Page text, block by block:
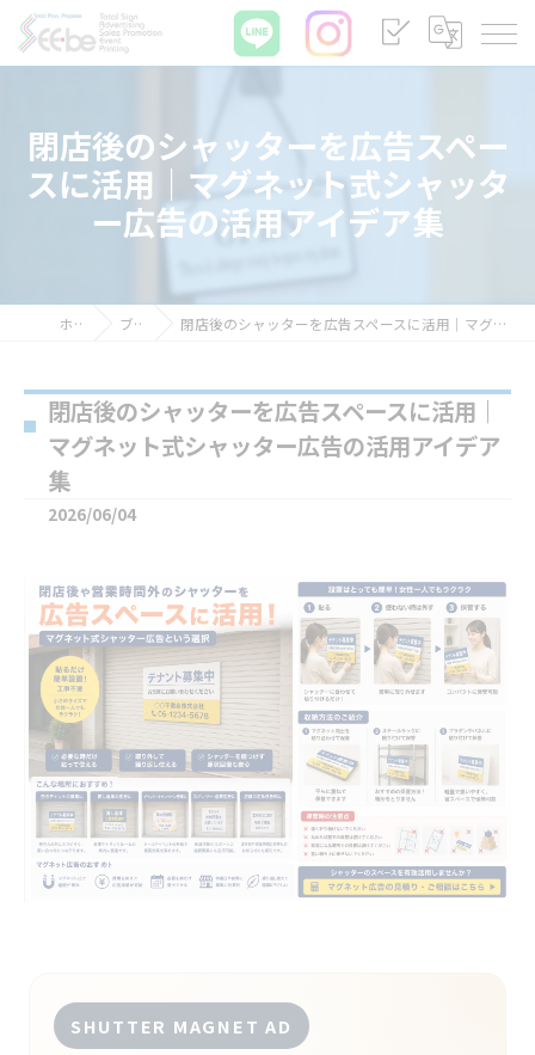
閉店後のシャッターを広告スペー
スに活用｜マグネット式シャッタ
ー広告の活用アイデア集
ホーム ブログ 閉店後のシャッターを広告スペースに活用｜マグネット式シャッター広告の活用アイデア集
閉店後のシャッターを広告スペースに活用｜
マグネット式シャッター広告の活用アイデア
集
2026/06/04
SHUTTER MAGNET AD